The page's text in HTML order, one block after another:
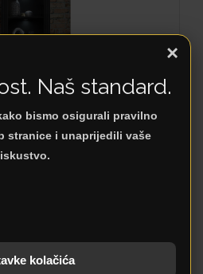
×
Naš standard.
bismo osigurali pravilno
stranice i unaprijedili vaše
iskustvo.
kolačića